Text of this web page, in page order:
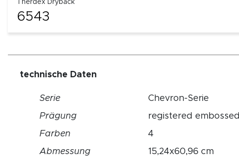
Therdex Dryback
6543
technische Daten
Serie
Chevron-Serie
Prägung
registered embossed
Farben
4
Abmessung
15,24x60,96 cm